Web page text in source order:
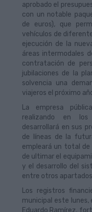
aprobado el
con un notable
de euros), que
vehículos de
ejecución de la
áreas intermodales
contratación de
jubilaciones de la
solvencia una
viajeros el próximo
La empresa
realizando en los
desarrollará en sus
de líneas de la
empleará un total
de ultimar el
y el desarrollo del
entre otros
Los registros
municipal este lunes,
Eduardo Ramírez,